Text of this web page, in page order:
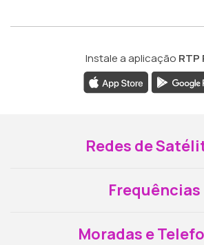
Instale a aplicação RTP
Redes de
Frequências
Moradas e